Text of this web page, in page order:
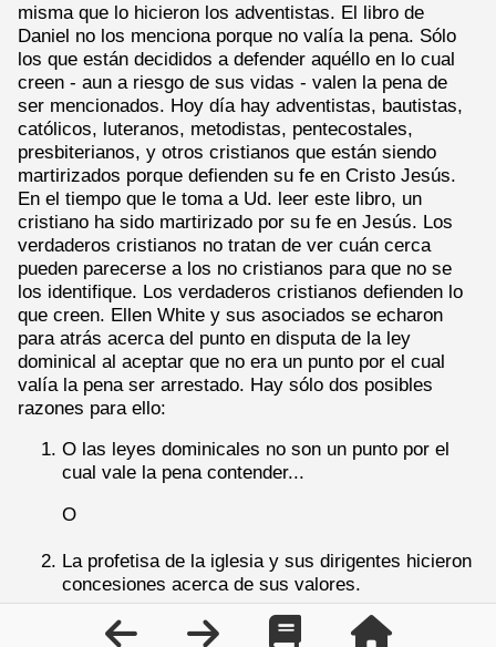
misma que lo hicieron los adventistas. El libro de
Daniel no los menciona porque no valía la pena. Sólo
los que están decididos a defender aquéllo en lo cual
creen - aun a riesgo de sus vidas - valen la pena de
ser mencionados. Hoy día hay adventistas, bautistas,
católicos, luteranos, metodistas, pentecostales,
presbiterianos, y otros cristianos que están siendo
martirizados porque defienden su fe en Cristo Jesús.
En el tiempo que le toma a Ud. leer este libro, un
cristiano ha sido martirizado por su fe en Jesús. Los
verdaderos cristianos no tratan de ver cuán cerca
pueden parecerse a los no cristianos para que no se
los identifique. Los verdaderos cristianos defienden lo
que creen. Ellen White y sus asociados se echaron
para atrás acerca del punto en disputa de la ley
dominical al aceptar que no era un punto por el cual
valía la pena ser arrestado. Hay sólo dos posibles
razones para ello:
O las leyes dominicales no son un punto por el
cual vale la pena contender...
O
La profetisa de la iglesia y sus dirigentes hicieron
concesiones acerca de sus valores.
¿Cuál será?